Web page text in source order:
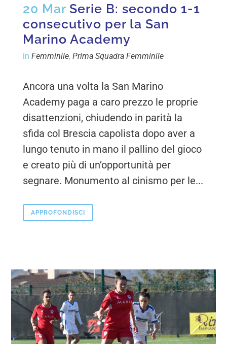
20 Mar Serie B: secondo 1-1
consecutivo per la San
Marino Academy
inFemminile,Prima Squadra Femminile
Ancora una volta la San Marino
Academy paga a caro prezzo le proprie
disattenzioni, chiudendo in parità la
sfida col Brescia capolista dopo aver a
lungo tenuto in mano il pallino del gioco
e creato più di un’opportunità per
segnare. Monumento al cinismo per le...
APPROFONDISCI